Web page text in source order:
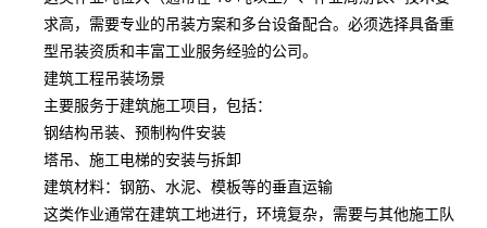
求高，需要专业的吊装方案和多台设备配合。必须选择具备重
型吊装资质和丰富工业服务经验的公司。
建筑工程吊装场景
主要服务于建筑施工项目，包括：
钢结构吊装、预制构件安装
塔吊、施工电梯的安装与拆卸
建筑材料：钢筋、水泥、模板等的垂直运输
这类作业通常在建筑工地进行，环境复杂，需要与其他施工队